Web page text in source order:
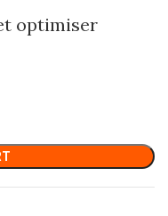
optimiser